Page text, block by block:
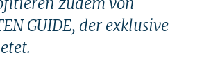
GUIDE, der exklusive